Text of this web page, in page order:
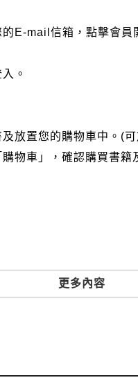
E-mail信箱，點擊會員
。
放置您的購物車中。(
物車」，確認購買書籍
寫劃撥單，匯款者大
詢訂單處理的狀態。
更多內容